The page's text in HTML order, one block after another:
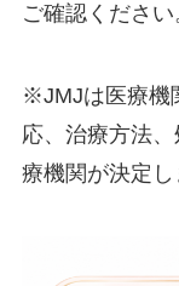
ご確認ください
※JMJは医療機
応、治療方法
療機関が決定し